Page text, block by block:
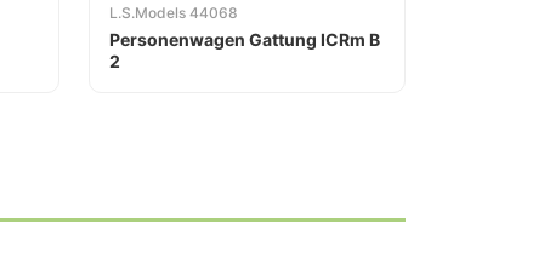
L.S.Models 44068
Personenwagen Gattung ICRm B
2